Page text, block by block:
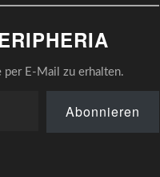
per E-Mail zu erhalten.
Abonnieren